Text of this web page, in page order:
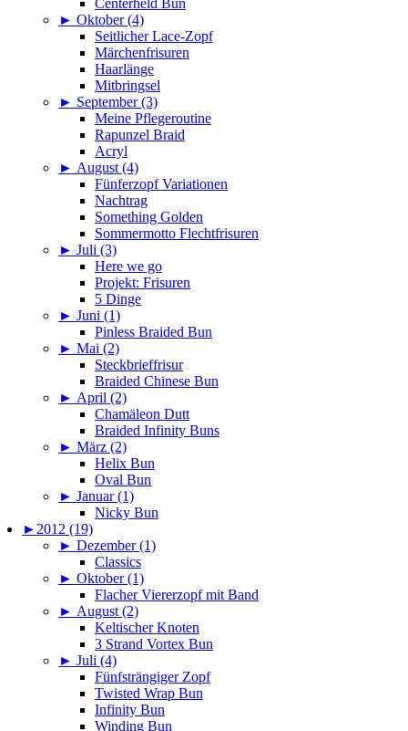
Centerheld Bun
► Oktober (4)
Seitlicher Lace-Zopf
Märchenfrisuren
Haarlänge
Mitbringsel
► September (3)
Meine Pflegeroutine
Rapunzel Braid
Acryl
► August (4)
Fünferzopf Variationen
Nachtrag
Something Golden
Sommermotto Flechtfrisuren
► Juli (3)
Here we go
Projekt: Frisuren
5 Dinge
► Juni (1)
Pinless Braided Bun
► Mai (2)
Steckbrieffrisur
Braided Chinese Bun
► April (2)
Chamäleon Dutt
Braided Infinity Buns
► März (2)
Helix Bun
Oval Bun
► Januar (1)
Nicky Bun
► 2012 (19)
► Dezember (1)
Classics
► Oktober (1)
Flacher Viererzopf mit Band
► August (2)
Keltischer Knoten
3 Strand Vortex Bun
► Juli (4)
Fünfsträngiger Zopf
Twisted Wrap Bun
Infinity Bun
Winding Bun